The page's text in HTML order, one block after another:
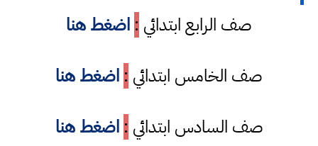
صف الرابع ابتدائي : اضغط هنا
صف الخامس ابتدائي : اضغط هنا
صف السادس ابتدائي : اضغط هنا